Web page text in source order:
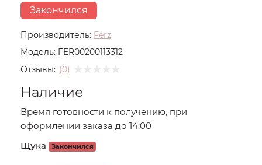
Производитель: Ferz
Модель: FER00200113312
Отзывы: (0)
Закончился
Наличие
Время готовности к получению, при
оформлении заказа до 14:00
Щука
Закончился